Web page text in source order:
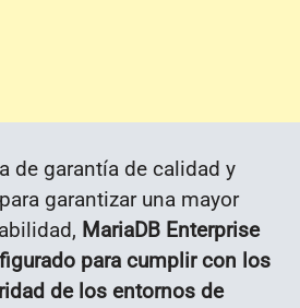
de garantía de calidad y
garantizar una mayor
MariaDB Enterprise
para cumplir con los
de los entornos de